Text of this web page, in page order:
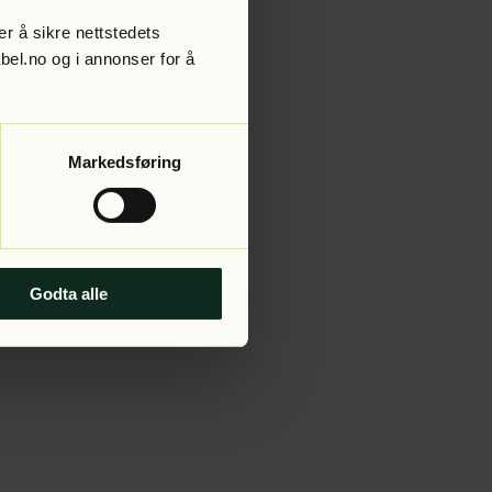
å sikre nettstedets
og i annonser for å
Markedsføring
Godta alle